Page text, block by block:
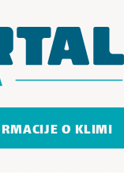
O KLIMI